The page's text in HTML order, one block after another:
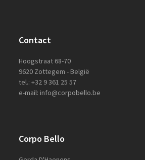
Contact
Hoogstraat 68-70
9620 Zottegem - België
tel.: +32 9 361 25 57
e-mail: info@corpobello.be
Corpo Bello